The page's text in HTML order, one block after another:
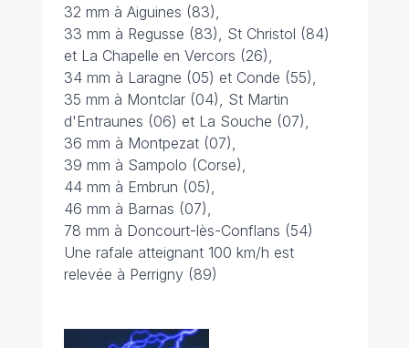
32 mm à Aiguines (83),
33 mm à Regusse (83), St Christol (84)
et La Chapelle en Vercors (26),
34 mm à Laragne (05) et Conde (55),
35 mm à Montclar (04), St Martin
d'Entraunes (06) et La Souche (07),
36 mm à Montpezat (07),
39 mm à Sampolo (Corse),
44 mm à Embrun (05),
46 mm à Barnas (07),
78 mm à Doncourt-lès-Conflans (54)
Une rafale atteignant 100 km/h est
relevée à Perrigny (89)